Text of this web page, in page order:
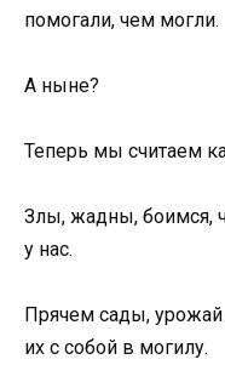
помогали, чем могли.
А ныне?
Теперь мы считаем
Злы, жадны, боимся,
у нас.
Прячем сады,
их с собой в могилу.